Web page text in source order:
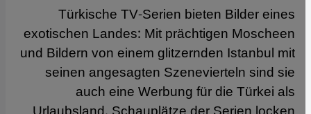
Türkische TV-Serien bieten Bilder eines
exotischen Landes: Mit prächtigen Moscheen
und Bildern von einem glitzernden Istanbul mit
seinen angesagten Szenevierteln sind sie
auch eine Werbung für die Türkei als